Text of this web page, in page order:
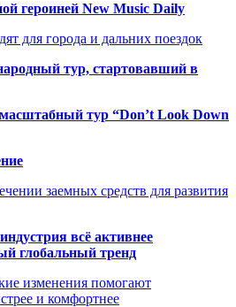
героиней New Music Daily
для города и дальних поездок
тур, стартовавший в
тур “Don’t Look Down
заемных средств для развития
всё активнее
глобальный тренд
изменения помогают
и комфортнее